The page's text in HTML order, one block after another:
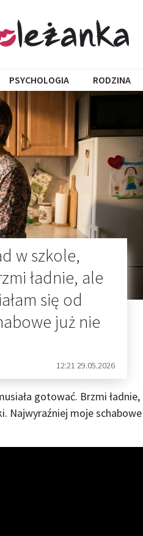
PSYCHOLOGIA RODZINA
w szkole,
ładnie, ale
się od
już nie
12:21 29.05.2026
gotować. Brzmi ładnie,
Najwyraźniej moje schabowe